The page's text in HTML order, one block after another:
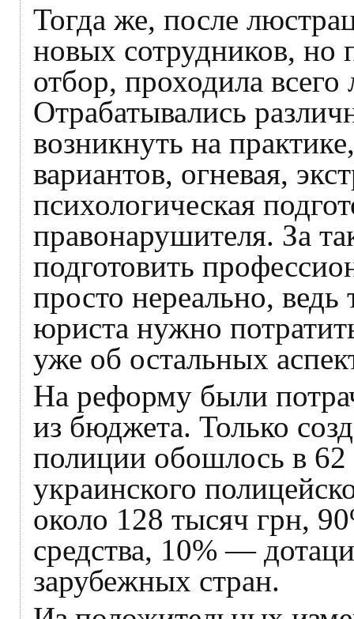
Тогда же, после
новых сотрудников, но
отбор, проходила
Отрабатывались
возникнуть на
вариантов, огневая,
психологическая
правонарушителя. За
подготовить
просто нереально,
юриста нужно
уже об остальных
На реформу были
из бюджета. Только
полиции обошлось в
украинского
около 128 тысяч грн,
средства, 10% —
зарубежных стран.